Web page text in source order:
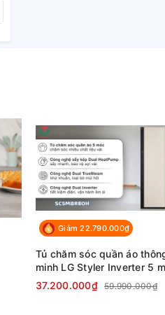
Giảm 22.790.000₫
Tủ chăm sóc quần áo
minh LG Styler Inverter 5
SC5MBR80H
37.200.000₫ 59.990.000₫